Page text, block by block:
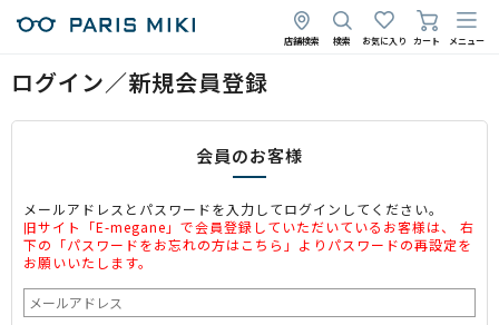
店舗検索 検索 お気に入り カート メニュー
ログイン／新規会員登録
会員のお客様
メールアドレスとパスワードを入力してログインしてください。
旧サイト「E-megane」で会員登録していただいているお客様は、 右
下の「パスワードをお忘れの方はこちら」よりパスワードの再設定を
お願いいたします。